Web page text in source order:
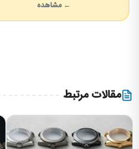
← مشاهده
مقالات مرتبط